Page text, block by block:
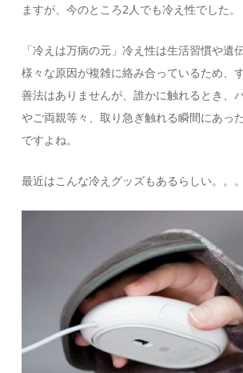
ますが、今のところ2人でも冷え性でした。
「冷えは万病の元」冷え性は生活習慣や遺
様々な原因が複雑に絡み合っているため、
善法はありませんが、誰かに触れるとき、
やご両親等々、取り急ぎ触れる瞬間にあっ
ですよね。
最近はこんな冷えグッズもあるらしい。。。